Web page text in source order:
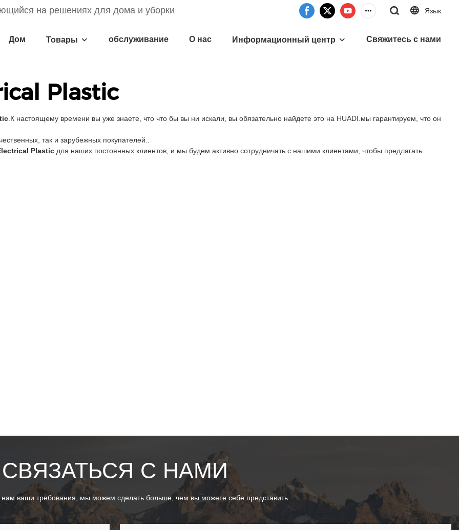
на решениях для дома и уборки Язык
Дом Товары обслуживание О нас Информационный центр Свяжитесь с нами
Plastic
.К настоящему времени вы уже знаете, что что бы вы ни искали, вы обязательно найдете это на HUADI.мы гарантируем, что он
так и зарубежных покупателей..
Plastic.для наших постоянных клиентов, и мы будем активно сотрудничать с нашими клиентами, чтобы предлагать
СВЯЗАТЬСЯ С НАМИ
ваши требования, мы можем сделать больше, чем вы можете себе представить.